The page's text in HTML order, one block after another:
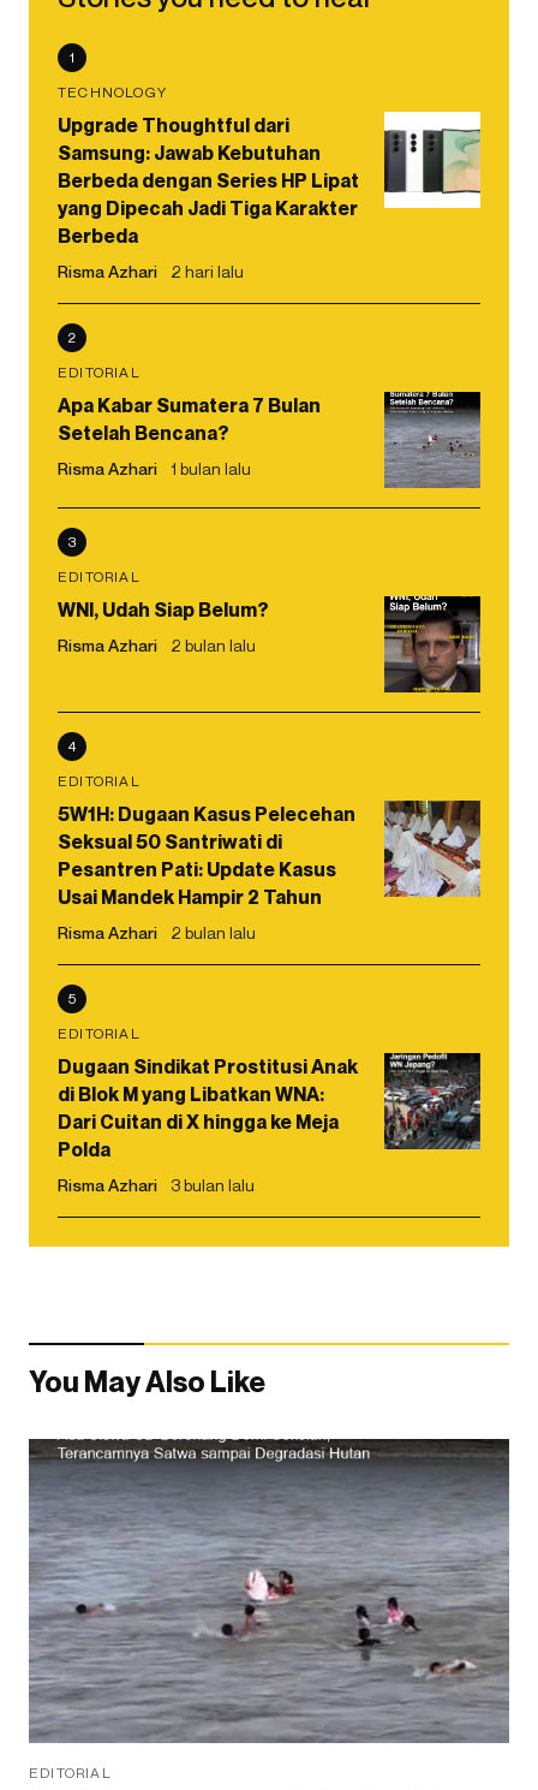
1
TECHNOLOGY
Upgrade Thoughtful dari
Samsung: Jawab Kebutuhan
Berbeda dengan Series HP Lipat
yang Dipecah Jadi Tiga Karakter
Berbeda
Risma Azhari 2 hari lalu
2
EDITORIAL
Apa Kabar Sumatera 7 Bulan
Setelah Bencana?
Risma Azhari 1 bulan lalu
3
EDITORIAL
WNI, Udah Siap Belum?
Risma Azhari 2 bulan lalu
4
EDITORIAL
5W1H: Dugaan Kasus Pelecehan
Seksual 50 Santriwati di
Pesantren Pati: Update Kasus
Usai Mandek Hampir 2 Tahun
Risma Azhari 2 bulan lalu
5
EDITORIAL
Dugaan Sindikat Prostitusi Anak
di Blok M yang Libatkan WNA:
Dari Cuitan di X hingga ke Meja
Polda
Risma Azhari 3 bulan lalu
You May Also Like
EDITORIAL